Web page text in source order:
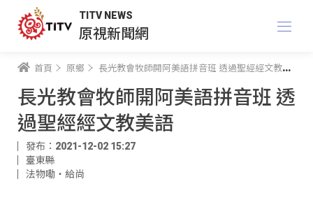
TITV NEWS
原視新聞網
首頁 原鄉 長光教會牧師開阿美語拼音班 透過聖經經文教美語
長光教會牧師開阿美語拼音班 透
過聖經經文教美語
發布：2021-12-02 15:27
臺東縣
法物嘞‧給尚